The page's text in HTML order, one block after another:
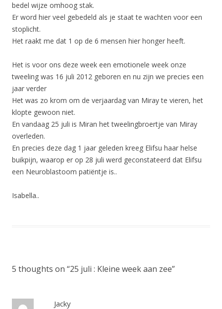
bedel wijze omhoog stak.
Er word hier veel gebedeld als je staat te wachten voor een
stoplicht.
Het raakt me dat 1 op de 6 mensen hier honger heeft.
Het is voor ons deze week een emotionele week onze
tweeling was 16 juli 2012 geboren en nu zijn we precies een
jaar verder
Het was zo krom om de verjaardag van Miray te vieren, het
klopte gewoon niet.
En vandaag 25 juli is Miran het tweelingbroertje van Miray
overleden.
En precies deze dag 1 jaar geleden kreeg Elifsu haar helse
buikpijn, waarop er op 28 juli werd geconstateerd dat Elifsu
een Neuroblastoom patiëntje is..
Isabella..
5 thoughts on “25 juli : Kleine week aan zee”
Jacky